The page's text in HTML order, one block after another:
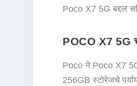
Poco X7 5G बद्दल
POCO X7 5G
Poco ने Poco X7
256GB स्टोरेजचे